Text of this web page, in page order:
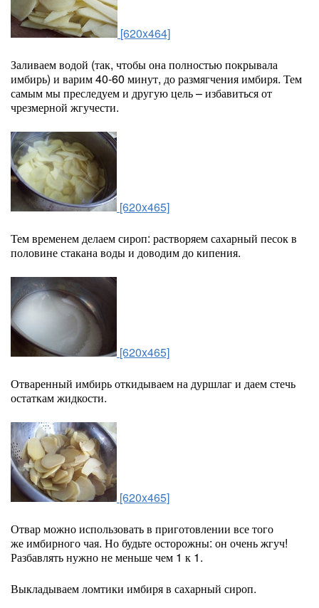
[620x464]
Заливаем водой (так, чтобы она полностью покрывала
имбирь) и варим 40-60 минут, до размягчения имбиря. Тем
самым мы преследуем и другую цель – избавиться от
чрезмерной жгучести.
[620x465]
Тем временем делаем сироп: растворяем сахарный песок в
половине стакана воды и доводим до кипения.
[620x465]
Отваренный имбирь откидываем на дуршлаг и даем стечь
остаткам жидкости.
[620x465]
Отвар можно использовать в приготовлении все того
же имбирного чая. Но будьте осторожны: он очень жгуч!
Разбавлять нужно не меньше чем 1 к 1.
Выкладываем ломтики имбиря в сахарный сироп.